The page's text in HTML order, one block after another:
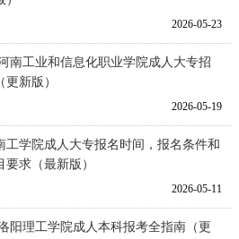
2026-05-23
南工业和信息化职业学院成人大专招
更新版）
2026-05-19
工学院成人大专报名时间，报名条件和
要求（最新版）
2026-05-11
阳理工学院成人本科报考全指南（更